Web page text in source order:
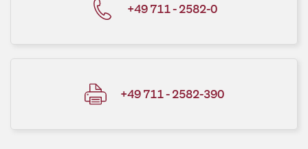
+49 711 - 2582-0
+49 711 - 2582-390